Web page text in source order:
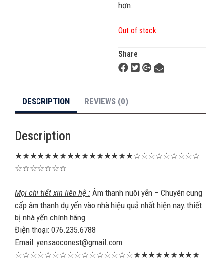
hơn.
Out of stock
Share
DESCRIPTION REVIEWS (0)
Description
★★★★★★★★★★★★★★★★☆☆☆☆☆☆☆☆☆
☆☆☆☆☆☆☆
Mọi chi tiết xin liên hệ : Âm thanh nuôi yến – Chuyên cung
cấp âm thanh dụ yến vào nhà hiệu quả nhất hiện nay, thiết
bị nhà yến chính hãng
Điện thoại: 076.235.6788
Email: yensaoconest@gmail.com
☆☆☆☆☆☆☆☆☆☆☆☆☆☆☆☆★★★★★★★★★